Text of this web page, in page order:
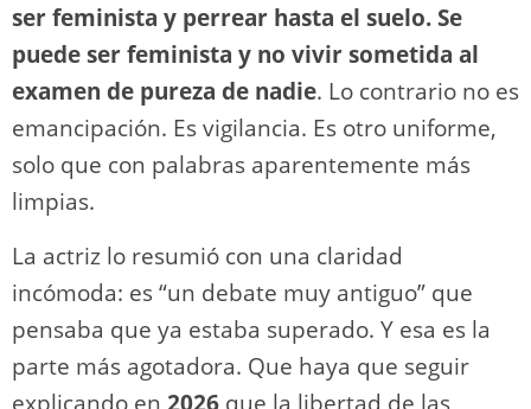
ser feminista y perrear hasta el suelo. Se
puede ser feminista y no vivir sometida al
examen de pureza de nadie. Lo contrario no es
emancipación. Es vigilancia. Es otro uniforme,
solo que con palabras aparentemente más
limpias.
La actriz lo resumió con una claridad
incómoda: es “un debate muy antiguo” que
pensaba que ya estaba superado. Y esa es la
parte más agotadora. Que haya que seguir
explicando en 2026 que la libertad de las